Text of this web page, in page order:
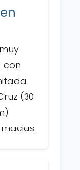
con
(30